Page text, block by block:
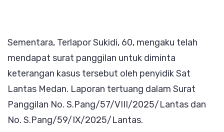
Sementara, Terlapor Sukidi, 60, mengaku telah
mendapat surat panggilan untuk diminta
keterangan kasus tersebut oleh penyidik Sat
Lantas Medan. Laporan tertuang dalam Surat
Panggilan No. S.Pang/57/VIII/2025/Lantas dan
No. S.Pang/59/IX/2025/Lantas.